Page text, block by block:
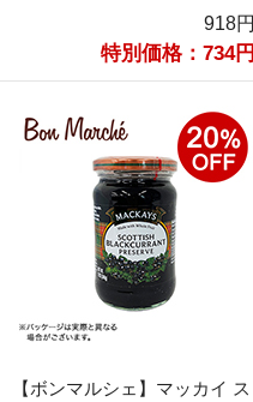
918円
特別価格：734円
【ボンマルシェ】マッカイ ス